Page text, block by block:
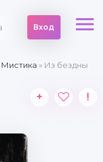
Вход
Мистика » Из бездны
+ !